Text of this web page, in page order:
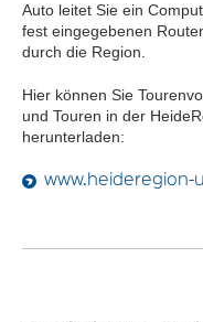
Auto leitet Sie ein
fest eingegebenen
durch die Region.
Hier können Sie
und Touren in der
herunterladen:
www.heideregion-